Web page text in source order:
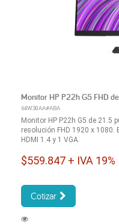
Monitor HP P22h G5 FHD
64W30AA#ABA
Monitor HP P22h G5 de 21.5
resolución FHD 1920 x 1080.
HDMI 1.4 y 1 VGA.
$559.847 + IVA 19%
Cotizar